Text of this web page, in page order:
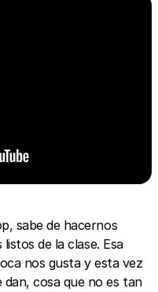
sabe de hacernos
de la clase. Esa
nos gusta y esta vez
cosa que no es tan